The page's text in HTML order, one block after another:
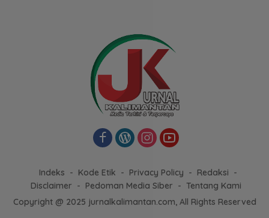
Indeks Kode Etik Privacy Policy
Redaksi
Disclaimer
Pedoman Media Siber
Tentang Kami
Copyright @ 2025 jurnalkalimantan.com, All Rights Reserved